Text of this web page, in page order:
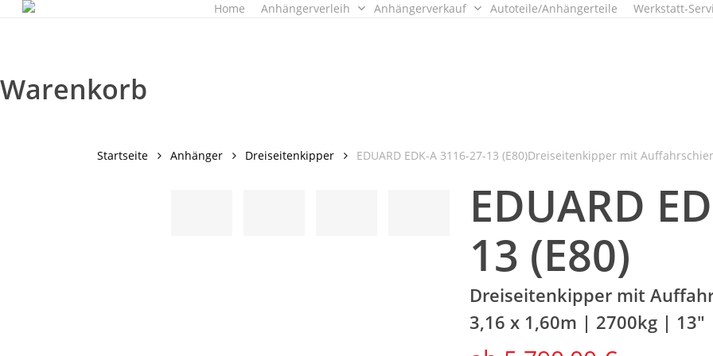
Home Anhängerverleih Anhängerverkauf Autoteile/Anhängerteile Werkstatt-
Warenkorb
Startseite Anhänger Dreiseitenkipper EDUARD EDK-A 3116-27-13 (E80)Dreiseitenkipper mit
EDUARD
13 (E80)
Dreiseitenkipper mit
3,16 x 1,60m | 2700kg | 13″